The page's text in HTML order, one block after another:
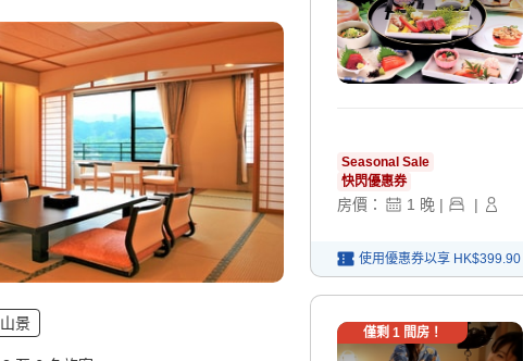
山景
Seasonal Sale
快閃優惠券
房價： 1 晚 | |
使用優惠券以享 HK$399.90
僅剩 1 間房！